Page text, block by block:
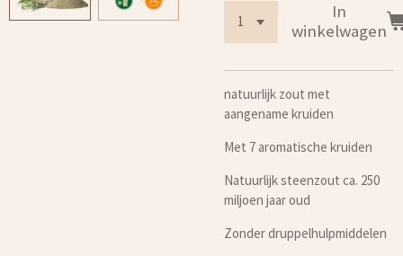
In
winkelwagen
natuurlijk zout met
aangename kruiden
Met 7 aromatische kruiden
Natuurlijk steenzout ca. 250
miljoen jaar oud
Zonder druppelhulpmiddelen